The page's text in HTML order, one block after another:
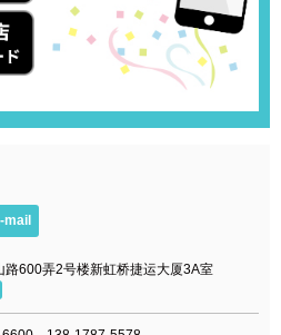
mail
路600弄2号楼新虹桥捷运大厦3A室